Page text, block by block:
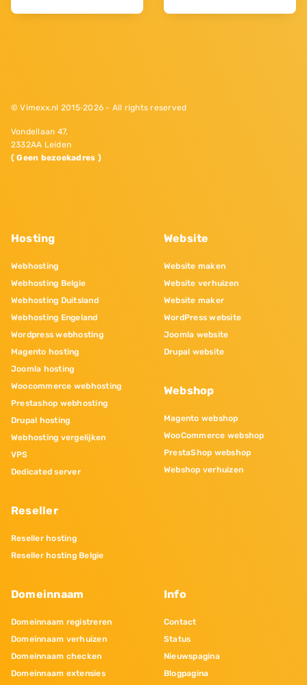
© Vimexx.nl 2015‐2026 - All rights reserved
Vondellaan 47,
2332AA Leiden
( Geen bezoekadres )
Hosting
Webhosting
Webhosting Belgie
Webhosting Duitsland
Webhosting Engeland
Wordpress webhosting
Magento hosting
Joomla hosting
Woocommerce webhosting
Prestashop webhosting
Drupal hosting
Webhosting vergelijken
VPS
Dedicated server
Reseller
Reseller hosting
Reseller hosting Belgie
Website
Website maken
Website verhuizen
Website maker
WordPress website
Joomla website
Drupal website
Webshop
Magento webshop
WooCommerce webshop
PrestaShop webshop
Webshop verhuizen
Domeinnaam
Domeinnaam registreren
Domeinnaam verhuizen
Domeinnaam checken
Domeinnaam extensies
Info
Contact
Status
Nieuwspagina
Blogpagina